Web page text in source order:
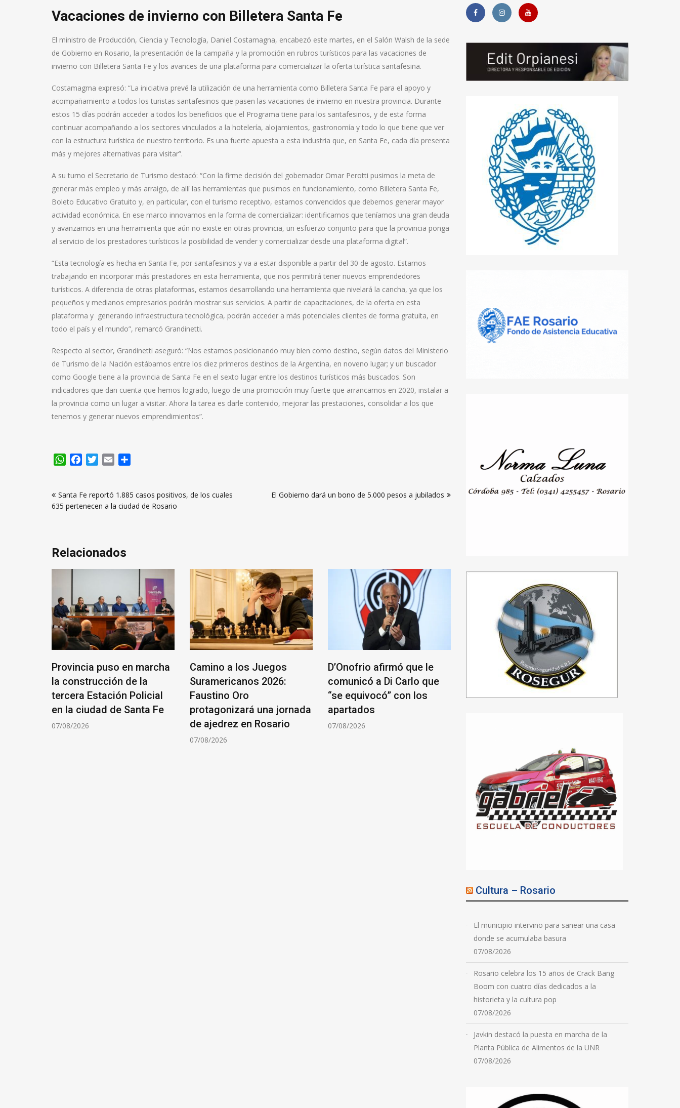
Vacaciones de invierno con Billetera Santa Fe
El ministro de Producción, Ciencia y Tecnología, Daniel Costamagna, encabezó este martes, en el Salón Walsh de la sede
de Gobierno en Rosario, la presentación de la campaña y la promoción en rubros turísticos para las vacaciones de
invierno con Billetera Santa Fe y los avances de una plataforma para comercializar la oferta turística santafesina.
Costamagma expresó: “La iniciativa prevé la utilización de una herramienta como Billetera Santa Fe para el apoyo y
acompañamiento a todos los turistas santafesinos que pasen las vacaciones de invierno en nuestra provincia. Durante
estos 15 días podrán acceder a todos los beneficios que el Programa tiene para los santafesinos, y de esta forma
continuar acompañando a los sectores vinculados a la hotelería, alojamientos, gastronomía y todo lo que tiene que ver
con la estructura turística de nuestro territorio. Es una fuerte apuesta a esta industria que, en Santa Fe, cada día presenta
más y mejores alternativas para visitar”.
A su turno el Secretario de Turismo destacó: “Con la firme decisión del gobernador Omar Perotti pusimos la meta de
generar más empleo y más arraigo, de allí las herramientas que pusimos en funcionamiento, como Billetera Santa Fe,
Boleto Educativo Gratuito y, en particular, con el turismo receptivo, estamos convencidos que debemos generar mayor
actividad económica. En ese marco innovamos en la forma de comercializar: identificamos que teníamos una gran deuda
y avanzamos en una herramienta que aún no existe en otras provincia, un esfuerzo conjunto para que la provincia ponga
al servicio de los prestadores turísticos la posibilidad de vender y comercializar desde una plataforma digital”.
“Esta tecnología es hecha en Santa Fe, por santafesinos y va a estar disponible a partir del 30 de agosto. Estamos
trabajando en incorporar más prestadores en esta herramienta, que nos permitirá tener nuevos emprendedores
turísticos. A diferencia de otras plataformas, estamos desarrollando una herramienta que nivelará la cancha, ya que los
pequeños y medianos empresarios podrán mostrar sus servicios. A partir de capacitaciones, de la oferta en esta
plataforma y generando infraestructura tecnológica, podrán acceder a más potenciales clientes de forma gratuita, en
todo el país y el mundo”, remarcó Grandinetti.
Respecto al sector, Grandinetti aseguró: “Nos estamos posicionando muy bien como destino, según datos del Ministerio
de Turismo de la Nación estábamos entre los diez primeros destinos de la Argentina, en noveno lugar; y un buscador
como Google tiene a la provincia de Santa Fe en el sexto lugar entre los destinos turísticos más buscados. Son
indicadores que dan cuenta que hemos logrado, luego de una promoción muy fuerte que arrancamos en 2020, instalar a
la provincia como un lugar a visitar. Ahora la tarea es darle contenido, mejorar las prestaciones, consolidar a los que
tenemos y generar nuevos emprendimientos”.
WhatsApp
FacebookTwitter
Email
deSanta Fe reportó 1.885 casos positivos, de los cuales
635 pertenecen a la ciudad de Rosario
El Gobierno dará un bono de 5.000 pesos a jubilados
Relacionados
Provincia puso en marcha
la construcción de la
tercera Estación Policial
en la ciudad de Santa Fe
07/08/2026
Camino a los Juegos
Suramericanos 2026:
Faustino Oro
protagonizará una jornada
de ajedrez en Rosario
07/08/2026
D’Onofrio afirmó que le
comunicó a Di Carlo que
“se equivocó” con los
apartados
07/08/2026
Violencia de género:
secuestraron un arsenal
en una vivienda
Cultura – Rosario
El municipio intervino para sanear una casa
donde se acumulaba basura
07/08/2026
Rosario celebra los 15 años de Crack Bang
Boom con cuatro días dedicados a la
historieta y la cultura pop
07/08/2026
Javkin destacó la puesta en marcha de la
Planta Pública de Alimentos de la UNR
07/08/2026